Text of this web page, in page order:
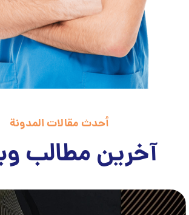
أحدث مقالات المدونة
آخرین مطالب